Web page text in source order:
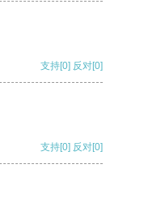
支持[0] 反对[0]
支持[0] 反对[0]